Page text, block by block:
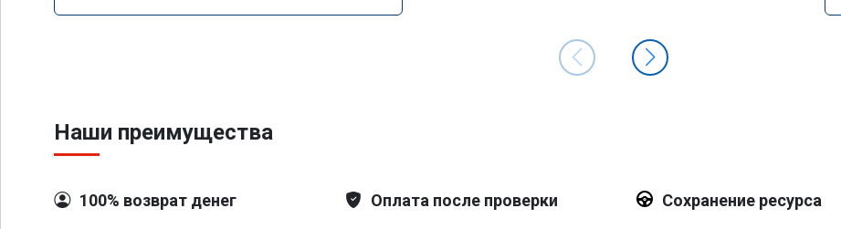
Наши преимущества
100% возврат денег Оплата после проверки Сохранение ресурса